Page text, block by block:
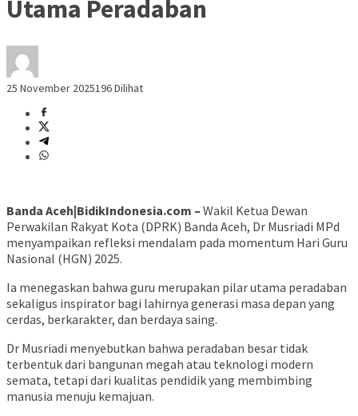
Utama Peradaban
25 November 2025196 Dilihat
Banda Aceh|BidikIndonesia.com – Wakil Ketua Dewan
Perwakilan Rakyat Kota (DPRK) Banda Aceh, Dr Musriadi MPd
menyampaikan refleksi mendalam pada momentum Hari Guru
Nasional (HGN) 2025.
Ia menegaskan bahwa guru merupakan pilar utama peradaban
sekaligus inspirator bagi lahirnya generasi masa depan yang
cerdas, berkarakter, dan berdaya saing.
Dr Musriadi menyebutkan bahwa peradaban besar tidak
terbentuk dari bangunan megah atau teknologi modern
semata, tetapi dari kualitas pendidik yang membimbing
manusia menuju kemajuan.